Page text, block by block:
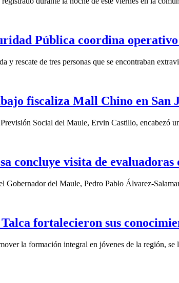
Pública coordina
y rescate de tres personas que se encontraban
fiscaliza Mall Chino en San
Social del Maule, Ervin Castillo, encabezó
concluye visita de
Gobernador del Maule, Pedro Pablo Álvarez-
fortalecieron sus
la formación integral en jóvenes de la región, se